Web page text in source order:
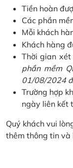
Tiền hoàn
Các phần
Mỗi khách
Khách hàng
Thời gian
phần mềm
01/08/2024
Trường hợp
ngày liên kết
Quý khách vui
thêm thông tin và